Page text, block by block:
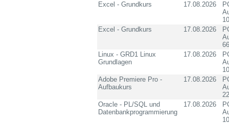
Excel - Grundkurs
17.08.2026
Excel - Grundkurs
17.08.2026
Linux - GRD1 Linux
Grundlagen
17.08.2026
Adobe Premiere Pro -
Aufbaukurs
17.08.2026
Oracle - PL/SQL und
Datenbankprogrammierung
17.08.2026